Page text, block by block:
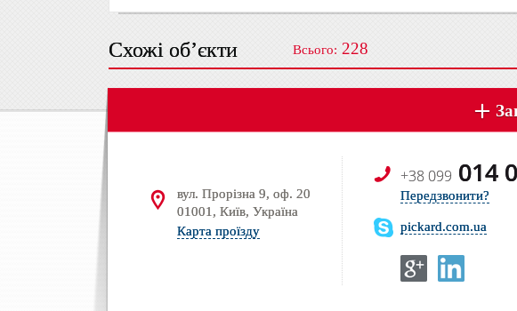
Схожі об’єкти Всього: 228
вул. Прорізна 9, оф. 20
01001, Київ, Україна
Карта проїзду
+38 099 014
Передзвонити?
pickard.com.ua